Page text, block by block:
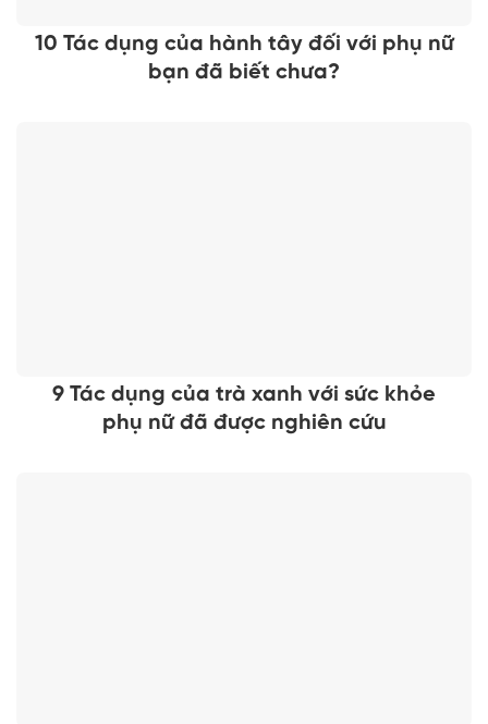
10 Tác dụng của hành tây đối với phụ nữ
bạn đã biết chưa?
9 Tác dụng của trà xanh với sức khỏe
phụ nữ đã được nghiên cứu